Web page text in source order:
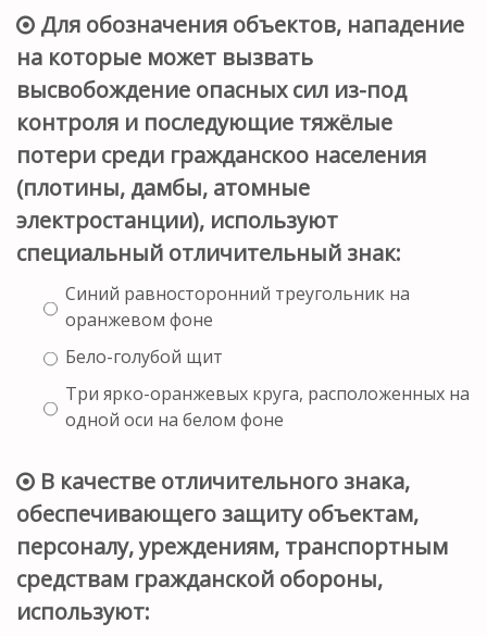
Для обозначения объектов, нападение
на которые может вызвать
высвобождение опасных сил из-под
контроля и последующие тяжёлые
потери среди гражданскоо населения
(плотины, дамбы, атомные
электростанции), используют
специальный отличительный знак:
Синий равносторонний треугольник на
оранжевом фоне
Бело-голубой щит
Три ярко-оранжевых круга, расположенных на
одной оси на белом фоне
В качестве отличительного знака,
обеспечивающего защиту объектам,
персоналу, уреждениям, транспортным
средствам гражданской обороны,
используют: